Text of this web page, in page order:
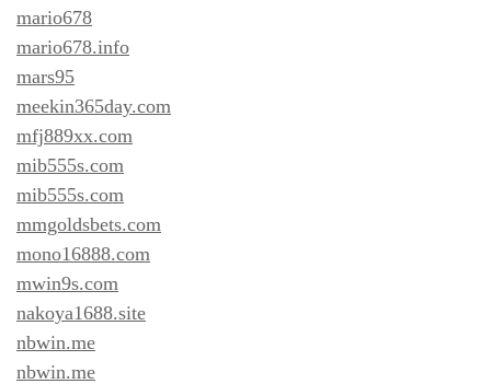
mario678
mario678.info
mars95
meekin365day.com
mfj889xx.com
mib555s.com
mib555s.com
mmgoldsbets.com
mono16888.com
mwin9s.com
nakoya1688.site
nbwin.me
nbwin.me